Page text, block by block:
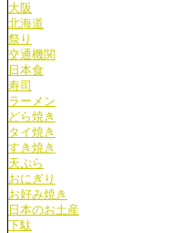
大阪
北海道
祭り
交通機関
日本食
寿司
ラーメン
どら焼き
タイ焼き
すき焼き
天ぷら
おにぎり
お好み焼き
日本のお土産
下駄